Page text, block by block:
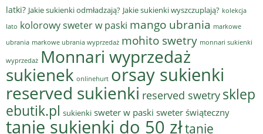
latki? Jakie sukienki odmładzają? Jakie sukienki wyszczuplają? kolekcja
lato kolorowy sweter w paski mango ubrania markowe
ubrania markowe ubrania wyprzedaż mohito swetry monnari sukienki
wyprzedaż Monnari wyprzedaż
sukienek onlinehurt orsay sukienki
reserved sukienki reserved swetry sklep
ebutik.pl sukienki sweter w paski sweter świąteczny
tanie sukienki do 50 złtanie